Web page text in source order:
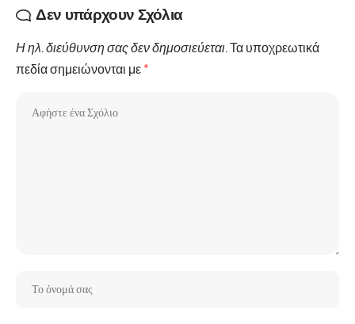
Δεν υπάρχουν Σχόλια
Η ηλ. διεύθυνση σας δεν δημοσιεύεται.Τα υποχρεωτικά
πεδία σημειώνονται με *